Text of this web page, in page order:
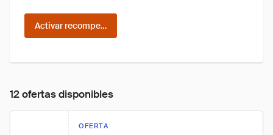
Activar recompensas
12 ofertas disponibles
OFERTA